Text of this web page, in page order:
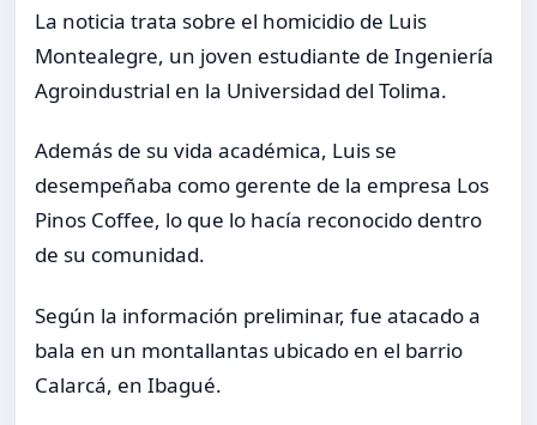
La noticia trata sobre el homicidio de Luis
Montealegre, un joven estudiante de Ingeniería
Agroindustrial en la Universidad del Tolima.
Además de su vida académica, Luis se
desempeñaba como gerente de la empresa Los
Pinos Coffee, lo que lo hacía reconocido dentro
de su comunidad.
Según la información preliminar, fue atacado a
bala en un montallantas ubicado en el barrio
Calarcá, en Ibagué.